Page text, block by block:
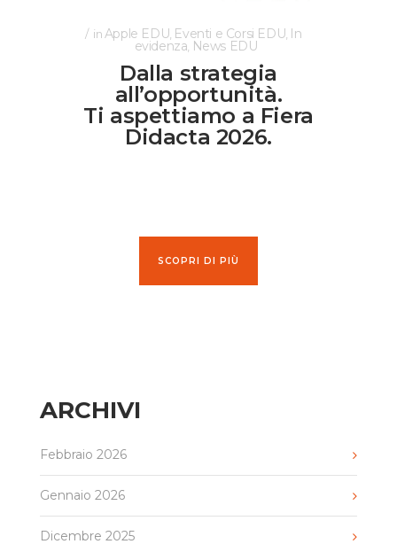
inApple EDU, Eventi e Corsi EDU, In
evidenza, News EDU
Dalla strategia
all’opportunità.
Ti aspettiamo a Fiera
Didacta 2026.
SCOPRI DI PIÙ
ARCHIVI
Febbraio 2026
Gennaio 2026
Dicembre 2025